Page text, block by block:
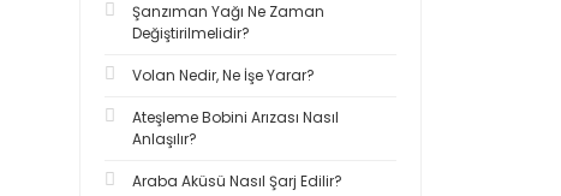
Şanzıman Yağı Ne Zaman
Değiştirilmelidir?
Volan Nedir, Ne İşe Yarar?
Ateşleme Bobini Arızası Nasıl
Anlaşılır?
Araba Aküsü Nasıl Şarj Edilir?